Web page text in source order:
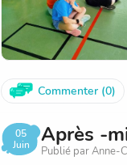
Commenter (0)
05
Juin
Après -
Publié par Anne-